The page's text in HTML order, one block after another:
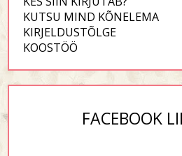
KUTSU MIND KÕNELEMA
KIRJELDUSTÕLGE
KOOSTÖÖ
FACEBOOK